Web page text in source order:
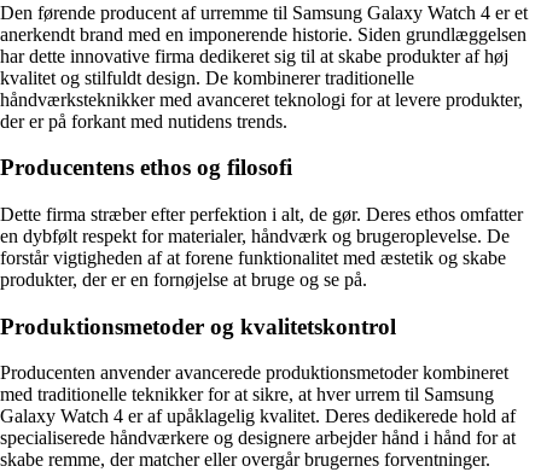
Den førende producent af urremme til Samsung Galaxy Watch 4 er et
anerkendt brand med en imponerende historie. Siden grundlæggelsen
har dette innovative firma dedikeret sig til at skabe produkter af høj
kvalitet og stilfuldt design. De kombinerer traditionelle
håndværksteknikker med avanceret teknologi for at levere produkter,
der er på forkant med nutidens trends.
Producentens ethos og filosofi
Dette firma stræber efter perfektion i alt, de gør. Deres ethos omfatter
en dybfølt respekt for materialer, håndværk og brugeroplevelse. De
forstår vigtigheden af at forene funktionalitet med æstetik og skabe
produkter, der er en fornøjelse at bruge og se på.
Produktionsmetoder og kvalitetskontrol
Producenten anvender avancerede produktionsmetoder kombineret
med traditionelle teknikker for at sikre, at hver urrem til Samsung
Galaxy Watch 4 er af upåklagelig kvalitet. Deres dedikerede hold af
specialiserede håndværkere og designere arbejder hånd i hånd for at
skabe remme, der matcher eller overgår brugernes forventninger.